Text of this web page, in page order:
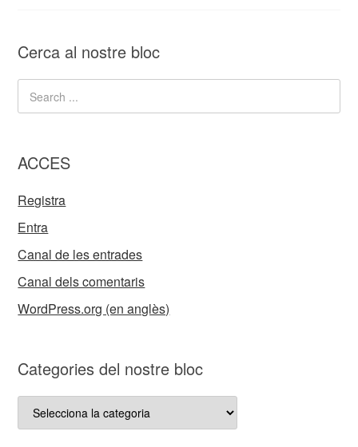
Cerca al nostre bloc
ACCES
Registra
Entra
Canal de les entrades
Canal dels comentaris
WordPress.org (en anglès)
Categories del nostre bloc
Categories
del